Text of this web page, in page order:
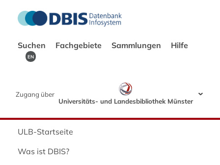
Suchen Fachgebiete Sammlungen Hilfe
EN
Zugang über
Universitäts- und Landesbibliothek Münster
ULB-Startseite
Was ist DBIS?